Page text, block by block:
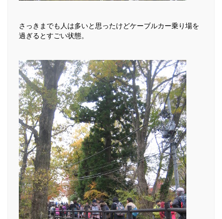
さっきまでも人は多いと思ったけどケーブルカー乗り場を
過ぎるとすごい状態。